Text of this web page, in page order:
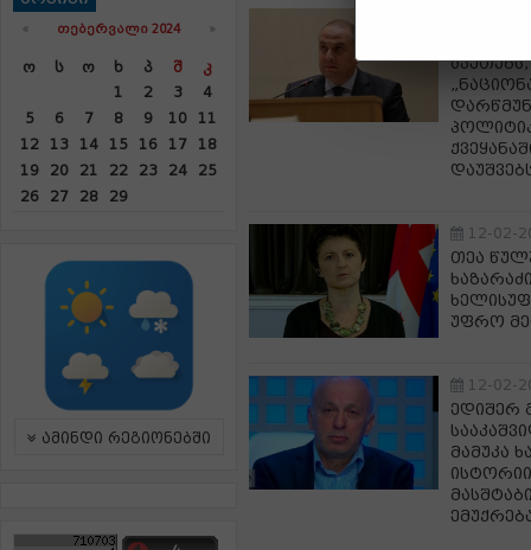
« ᲗᲔᲑᲔᲠᲕᲐᲚᲘ 2024 »
Ო Ს Ო Ხ Პ Შ
Კ
1
2 3
4
5
6 7 8 9 10
11
12
13 14 15 16 17
18
19
20 21 22 23 24
25
26
27 28 29
ამინდი რეგიონებში
12-02-
თეა
უფრო
12-02-
ედიშერ
მამუკა